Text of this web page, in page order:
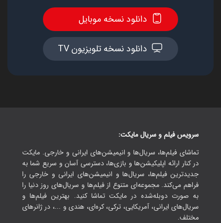
دانلود نسخه موبایل
دانلود نسخه تلویزیون TV
سرویس فیلم و سریال مایکت:
تماشای فیلم‌ها، سریال‌ها و انیمیشن‌های ایرانی و خارجی. مایکت
در کنار ارائه اپلیکیشن‌ها و بازی‌ها، دسترسی آسان و سریع شما به
جدیدترین فیلم‌ها، سریال‌ها و انیمیشن‌های ایرانی و خارجی را
فراهم می‌کند. مجموعه‌ای متنوع از فیلم‌ها و سریال‌های روز دنیا را
به صورت دوبله‌شده در مایکت تماشا کنید. بهترین فیلم‌ها و
سریال‌های ایرانی، آمریکایی، ترکی، کره‌ای، هندی و ...، در ژانرهای
مختلف.